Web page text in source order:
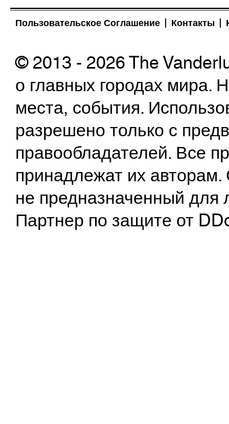
Пользовательское Соглашение Контакты
© 2013 - 2026 The
о главных городах
места, события.
разрешено только с
правообладателей. Все
принадлежат их
не предназначенный
Партнер по защите от